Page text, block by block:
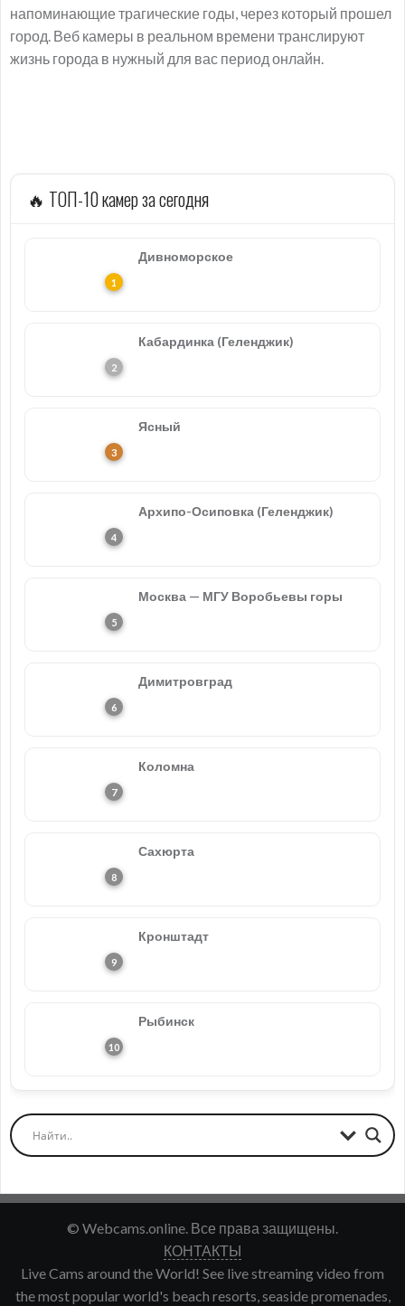
напоминающие трагические годы, через который прошел
город. Веб камеры в реальном времени транслируют
жизнь города в нужный для вас период онлайн.
🔥 ТОП-10 камер за сегодня
Дивноморское
Кабардинка (Геленджик)
Ясный
Архипо-Осиповка (Геленджик)
Москва — МГУ Воробьевы горы
Димитровград
Коломна
Сахюрта
Кронштадт
Рыбинск
© Webcams.online. Все права защищены.
КОНТАКТЫ
Live Cams around the World! See live streaming video from
the most popular world's beach resorts, seaside promenades,